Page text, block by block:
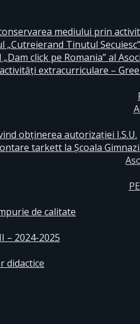
mediului prin
Tinutul
click pe Romania” al
extracurriculare –
obținerea autorizației I.S.U.
tarkett la Școala
de calitate
– 2024-2025
didactice